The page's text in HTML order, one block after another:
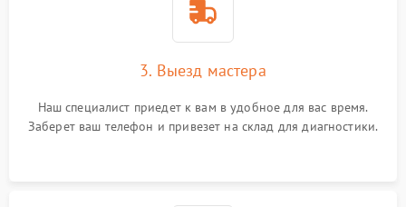
3. Выезд мастера
Наш специалист приедет к вам в удобное для вас время.
Заберет ваш телефон и привезет на склад для диагностики.